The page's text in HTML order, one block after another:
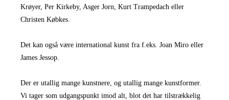
Krøyer, Per Kirkeby, Asger Jorn, Kurt Trampedach eller
Christen Købkes.
Det kan også være international kunst fra f.eks. Joan Miro eller
James Jessop.
Der er utallig mange kunstnere, og utallig mange kunstformer.
Vi tager som udgangspunkt imod alt, blot det har tilstrækkelig